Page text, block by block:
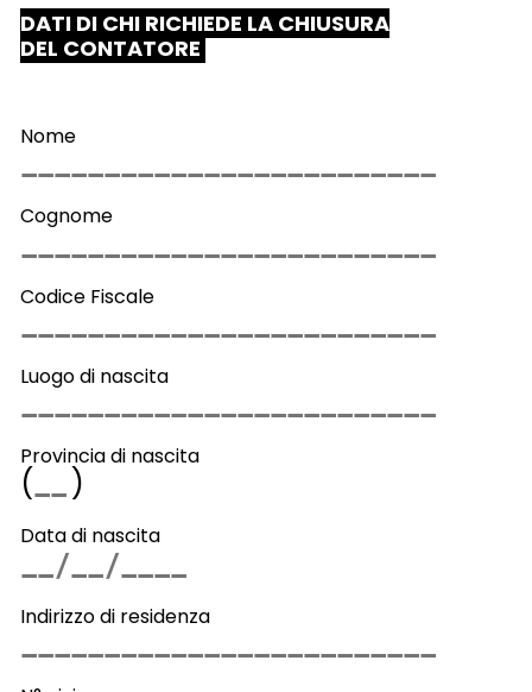
DATI DI CHI RICHIEDE LA CHIUSURA
DEL CONTATORE
Nome
Cognome
Codice Fiscale
Luogo di nascita
Provincia di nascita
( )
Data di nascita
Indirizzo di residenza